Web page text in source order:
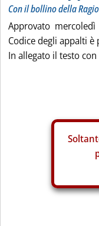
Con il bollino della
Approvato
Codice degli appalti
In allegato il testo